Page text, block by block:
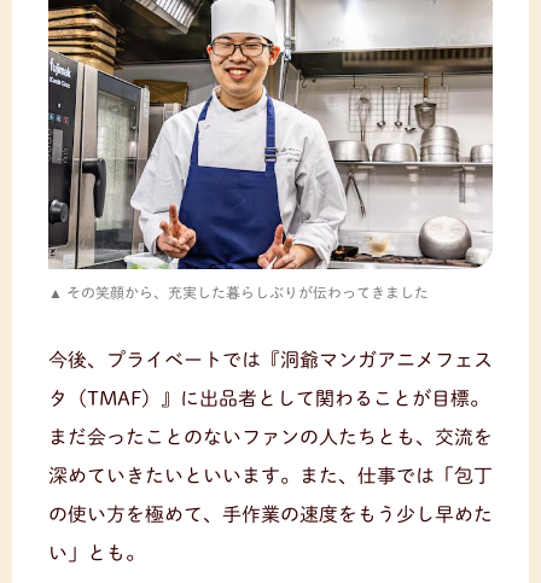
その笑顔から、充実した暮らしぶりが伝わってきました
今後、プライベートでは『洞爺マンガアニメフェス
タ（TMAF）』に出品者として関わることが目標。
まだ会ったことのないファンの人たちとも、交流を
深めていきたいといいます。また、仕事では「包丁
の使い方を極めて、手作業の速度をもう少し早めた
い」とも。